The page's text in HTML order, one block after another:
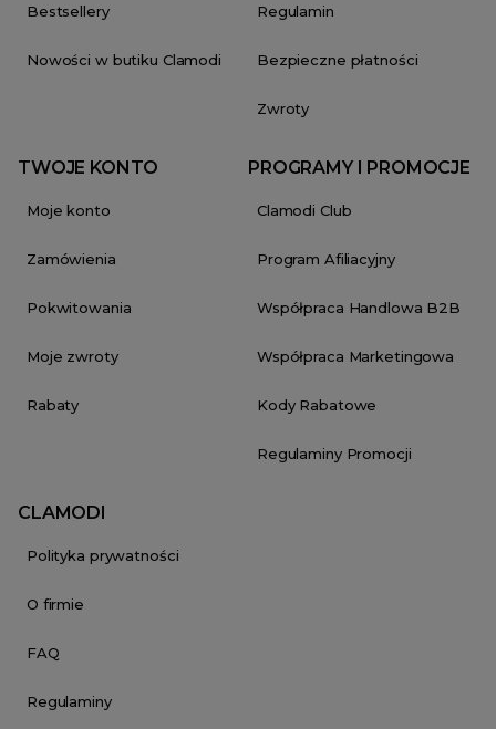
Bestsellery
Nowości w butiku Clamodi
Regulamin
Bezpieczne płatności
Zwroty
TWOJE KONTO
Moje konto
Zamówienia
Pokwitowania
Moje zwroty
Rabaty
PROGRAMY I PROMOCJE
Clamodi Club
Program Afiliacyjny
Współpraca Handlowa B2B
Współpraca Marketingowa
Kody Rabatowe
Regulaminy Promocji
CLAMODI
Polityka prywatności
O firmie
FAQ
Regulaminy